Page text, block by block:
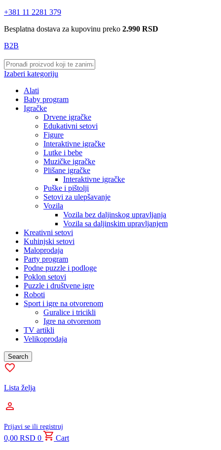
+381 11 2281 379
Besplatna dostava za kupovinu preko 2.990 RSD
B2B
Izaberi kategoriju
Alati
Baby program
Igračke
Drvene igračke
Edukativni setovi
Figure
Interaktivne igračke
Lutke i bebe
Muzičke igračke
Plišane igračke
Interaktivne igračke
Puške i pištolji
Setovi za ulepšavanje
Vozila
Vozila bez daljinskog upravljanja
Vozila sa daljinskim upravljanjem
Kreativni setovi
Kuhinjski setovi
Maloprodaja
Party program
Podne puzzle i podloge
Poklon setovi
Puzzle i društvene igre
Roboti
Sport i igre na otvorenom
Guralice i tricikli
Igre na otvorenom
TV artikli
Velikoprodaja
Search
Lista želja
Prijavi se ili registruj
0,00 RSD 0
Cart